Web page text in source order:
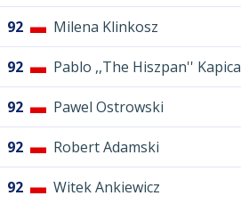
92 Milena Klinkosz
92 Pablo ,,The Hiszpan'' Kapica
92 Pawel Ostrowski
92 Robert Adamski
92 Witek Ankiewicz